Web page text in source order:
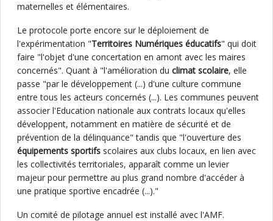
maternelles et élémentaires.
Le protocole porte encore sur le déploiement de
l'expérimentation "Territoires Numériques éducatifs" qui doit
faire "l'objet d'une concertation en amont avec les maires
concernés". Quant à "l'amélioration du climat scolaire, elle
passe "par le développement (...) d'une culture commune
entre tous les acteurs concernés (...). Les communes peuvent
associer l'Education nationale aux contrats locaux qu'elles
développent, notamment en matière de sécurité et de
prévention de la délinquance" tandis que "l'ouverture des
équipements sportifs scolaires aux clubs locaux, en lien avec
les collectivités territoriales, apparaît comme un levier
majeur pour permettre au plus grand nombre d'accéder à
une pratique sportive encadrée (...)."
Un comité de pilotage annuel est installé avec l'AMF.